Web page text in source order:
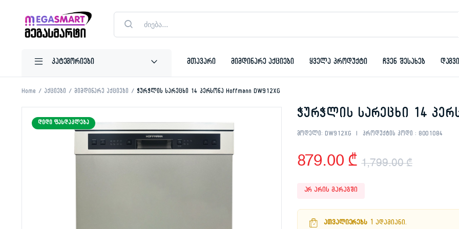
Products
search
მთავარი მიმდინარე აქციები ყველა პროდუქტი ჩვენ შესახებ
Home აქციები მიმდინარე აქციები ჭურჭლის სარეცხი 14 პერსონა Hoffmann DW912XG
ᲓᲘᲓᲘ ᲤᲐᲡᲓᲐᲙᲚᲔᲑᲐ ჭურჭლის სარეცხი 14
მოდელი: DW912XG პროდუქტის კოდი : 8001084
1,799.00₾
price
879.00 ₾
price
არ არის მარაგში
ათვალიერებს 1 ადამიანი.